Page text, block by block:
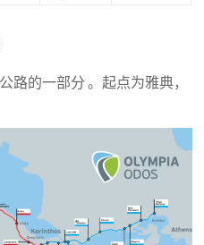
公路的一部分 。起点为雅典，